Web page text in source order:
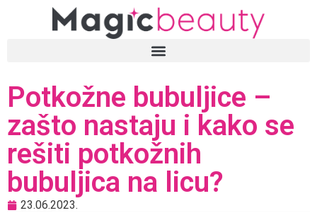
Potkožne bubuljice –
zašto nastaju i kako se
rešiti potkožnih
bubuljica na licu?
23.06.2023.